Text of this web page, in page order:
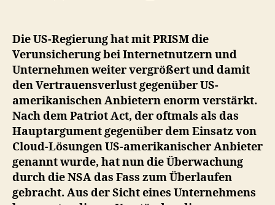
Die US-Regierung hat mit PRISM die
Verunsicherung bei Internetnutzern und
Unternehmen weiter vergrößert und damit
den Vertrauensverlust gegenüber US-
amerikanischen Anbietern enorm verstärkt.
Nach dem Patriot Act, der oftmals als das
Hauptargument gegenüber dem Einsatz von
Cloud-Lösungen US-amerikanischer Anbieter
genannt wurde, hat nun die Überwachung
durch die NSA das Fass zum Überlaufen
gebracht. Aus der Sicht eines Unternehmens